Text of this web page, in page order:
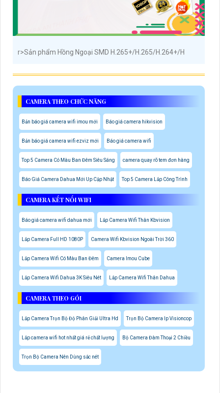
r>Sản phẩm Hồng Ngoại SMD H.265+/H.265/H.264+/H
CAMERA THEO CHỨC NĂNG
Bản báo giá camera wifi imou mới Báo giá camera hikvision
Bản báo giá camera wifi ezviz mới Báo giá camera wifi
Top 5 Camera Có Màu Ban Đêm Siêu Sáng camera quay rõ tem đơn hàng
Báo Giá Camera Dahua Mới Up Cập Nhật Top 5 Camera Lắp Công Trình
CAMERA KẾT NỐI WIFI
Báo giá camera wifi dahua mới Lắp Camera Wifi Thân Kbvision
Lắp Camera Full HD 1080P Camera Wifi Kbvision Ngoài Trời 360
Lắp Camera Wifi Có Màu Ban Đêm Camera Imou Cube
Lắp Camera Wifi Dahua 3K Siêu Nét Lắp Camera Wifi Thân Dahua
CAMERA THEO GÓI
Lắp Camera Trọn Bộ Độ Phân Giải Ultra Hd Trọn Bộ Camera Ip Visioncop
Lắp camera wifi hot nhất giá rẻ chất lượng Bộ Camera Đàm Thoại 2 Chiều
Trọn Bộ Camera Nên Dùng sắc nét